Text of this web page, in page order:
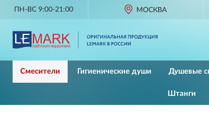
ПН-ВС 9:00-21:00 МОСКВА
Смесители Гигиенические души Душевые
Штанги